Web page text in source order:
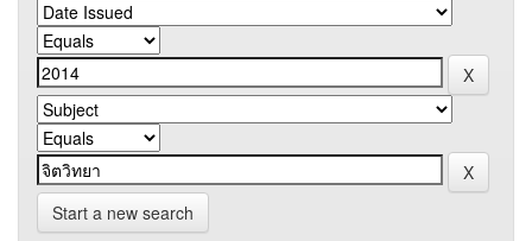
Start a new search